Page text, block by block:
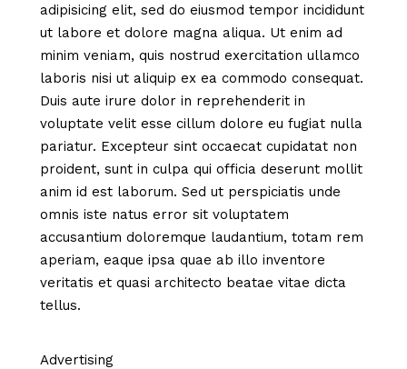
adipisicing elit, sed do eiusmod tempor incididunt
ut labore et dolore magna aliqua. Ut enim ad
minim veniam, quis nostrud exercitation ullamco
laboris nisi ut aliquip ex ea commodo consequat.
Duis aute irure dolor in reprehenderit in
voluptate velit esse cillum dolore eu fugiat nulla
pariatur. Excepteur sint occaecat cupidatat non
proident, sunt in culpa qui officia deserunt mollit
anim id est laborum. Sed ut perspiciatis unde
omnis iste natus error sit voluptatem
accusantium doloremque laudantium, totam rem
aperiam, eaque ipsa quae ab illo inventore
veritatis et quasi architecto beatae vitae dicta
tellus.
Advertising